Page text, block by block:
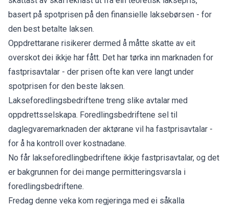
basert på spotprisen på den finansielle laksebørsen - for
den best betalte laksen.
Oppdrettarane risikerer dermed å måtte skatte av eit
overskot dei ikkje har fått. Det har tørka inn marknaden for
fastprisavtalar - der prisen ofte kan vere langt under
spotprisen for den beste laksen.
Lakseforedlingsbedriftene treng slike avtalar med
oppdrettsselskapa. Foredlingsbedriftene sel til
daglegvaremarknaden der aktørane vil ha fastprisavtalar -
for å ha kontroll over kostnadane.
No får lakseforedlingbedriftene ikkje fastprisavtalar, og det
er bakgrunnen for dei mange permitteringsvarsla i
foredlingsbedriftene.
Fredag denne veka kom regjeringa med ei såkalla